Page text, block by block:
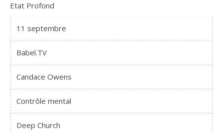
Etat Profond
11 septembre
Babel.TV
Candace Owens
Contrôle mental
Deep Church